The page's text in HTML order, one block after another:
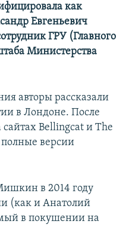
как
Евгеньевич
ГРУ (Главного
Министерства
авторы рассказали
в Лондоне. После
Bellingcat и The
версии
в 2014 году
(как и Анатолий
в покушении на